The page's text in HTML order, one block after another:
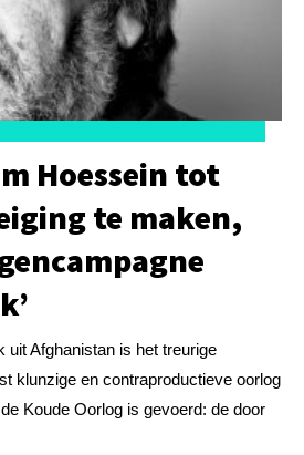
Hoessein tot
te maken,
uit Afghanistan is het treurige
klunzige en contraproductieve oorlog
Koude Oorlog is gevoerd: de door